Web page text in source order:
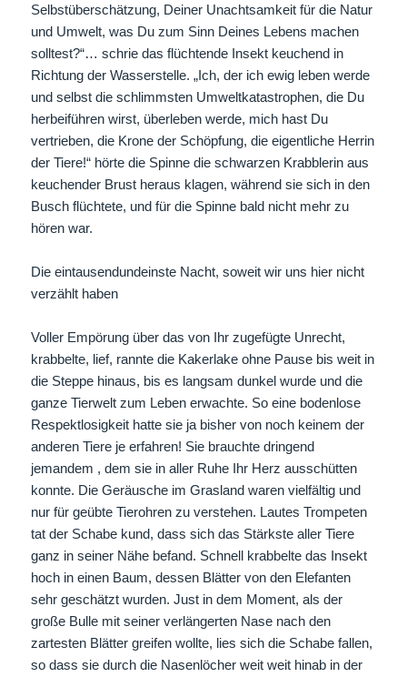
Selbstüberschätzung, Deiner Unachtsamkeit für die Natur
und Umwelt, was Du zum Sinn Deines Lebens machen
solltest?“… schrie das flüchtende Insekt keuchend in
Richtung der Wasserstelle. „Ich, der ich ewig leben werde
und selbst die schlimmsten Umweltkatastrophen, die Du
herbeiführen wirst, überleben werde, mich hast Du
vertrieben, die Krone der Schöpfung, die eigentliche Herrin
der Tiere!“ hörte die Spinne die schwarzen Krabblerin aus
keuchender Brust heraus klagen, während sie sich in den
Busch flüchtete, und für die Spinne bald nicht mehr zu
hören war.
Die eintausendundeinste Nacht, soweit wir uns hier nicht
verzählt haben
Voller Empörung über das von Ihr zugefügte Unrecht,
krabbelte, lief, rannte die Kakerlake ohne Pause bis weit in
die Steppe hinaus, bis es langsam dunkel wurde und die
ganze Tierwelt zum Leben erwachte. So eine bodenlose
Respektlosigkeit hatte sie ja bisher von noch keinem der
anderen Tiere je erfahren! Sie brauchte dringend
jemandem , dem sie in aller Ruhe Ihr Herz ausschütten
konnte. Die Geräusche im Grasland waren vielfältig und
nur für geübte Tierohren zu verstehen. Lautes Trompeten
tat der Schabe kund, dass sich das Stärkste aller Tiere
ganz in seiner Nähe befand. Schnell krabbelte das Insekt
hoch in einen Baum, dessen Blätter von den Elefanten
sehr geschätzt wurden. Just in dem Moment, als der
große Bulle mit seiner verlängerten Nase nach den
zartesten Blätter greifen wollte, lies sich die Schabe fallen,
so dass sie durch die Nasenlöcher weit weit hinab in der